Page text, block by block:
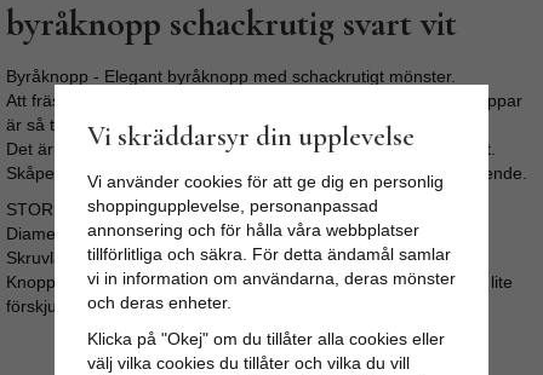
byråknopp schackrutig svart vit
Byråknopp - Elegant byråknopp med schackrutigt mönster.
Att fräsha upp sin byrå, köksluckor eller garderob med nya knoppar
är så tacksamt.
Det är enkelt, går fort, är billigt och ger oftast ett snyggt resultat.
Skåpet eller byrån får en personlig prägel och ett helt nytt utseende.
STORLEK:
Diameter: 3,8cm
Skruvlängd ca 3,5cm (M4)
Knoppen är handgjord och därför kan ibland rutorna ligga med lite
förskjutning.
Vi skräddarsyr din upplevelse
Vi använder cookies för att ge dig en personlig
shoppingupplevelse, personanpassad
annonsering och för hålla våra webbplatser
tillförlitliga och säkra. För detta ändamål samlar
vi in information om användarna, deras mönster
och deras enheter.
Klicka på "Okej" om du tillåter alla cookies eller
välj vilka cookies du tillåter och vilka du vill